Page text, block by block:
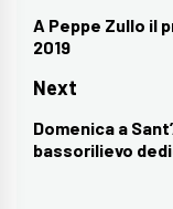
articoli
Previous
post:
A Peppe Zullo il
2019
Next
Next
post:
Domenica a
bassorilievo